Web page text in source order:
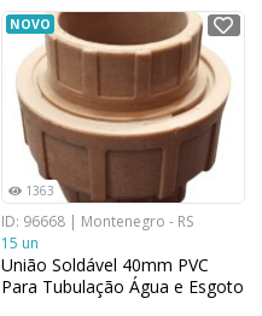
NOVO
1363
ID: 96668 | Montenegro - RS
15 un
União Soldável 40mm PVC
Para Tubulação Água e Esgoto